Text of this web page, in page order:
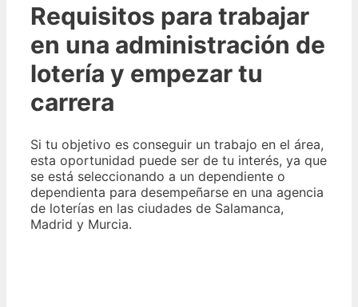
Requisitos para trabajar
en una administración de
lotería y empezar tu
carrera
Si tu objetivo es conseguir un trabajo en el área,
esta oportunidad puede ser de tu interés, ya que
se está seleccionando a un dependiente o
dependienta para desempeñarse en una agencia
de loterías en las ciudades de Salamanca,
Madrid y Murcia.